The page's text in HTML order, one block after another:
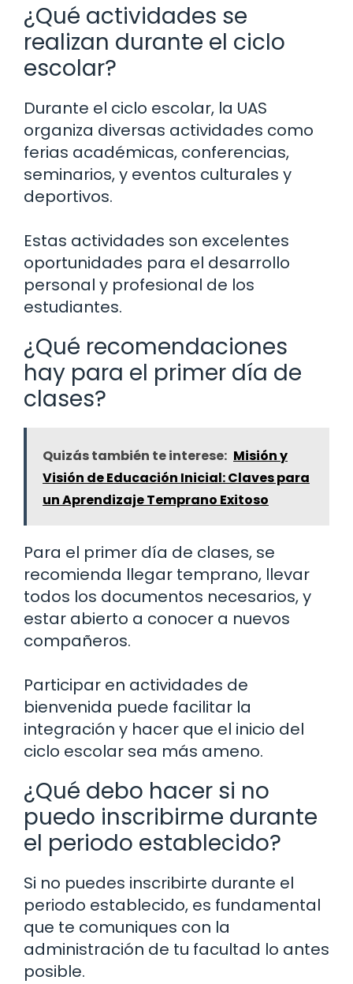
¿Qué actividades se
realizan durante el ciclo
escolar?
Durante el ciclo escolar, la UAS
organiza diversas actividades como
ferias académicas, conferencias,
seminarios, y eventos culturales y
deportivos.
Estas actividades son excelentes
oportunidades para el desarrollo
personal y profesional de los
estudiantes.
¿Qué recomendaciones
hay para el primer día de
clases?
Quizás también te interese: Misión y
Visión de Educación Inicial: Claves para
un Aprendizaje Temprano Exitoso
Para el primer día de clases, se
recomienda llegar temprano, llevar
todos los documentos necesarios, y
estar abierto a conocer a nuevos
compañeros.
Participar en actividades de
bienvenida puede facilitar la
integración y hacer que el inicio del
ciclo escolar sea más ameno.
¿Qué debo hacer si no
puedo inscribirme durante
el periodo establecido?
Si no puedes inscribirte durante el
periodo establecido, es fundamental
que te comuniques con la
administración de tu facultad lo antes
posible.